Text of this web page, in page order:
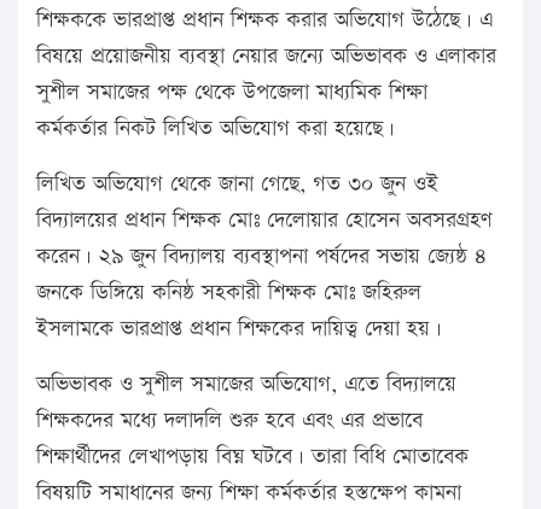
শিক্ষককে ভারপ্রাপ্ত প্রধান শিক্ষক করার অভিযোগ উঠেছে। এ
বিষয়ে প্রয়োজনীয় ব্যবস্থা নেয়ার জন্যে অভিভাবক ও এলাকার
সুশীল সমাজের পক্ষ থেকে উপজেলা মাধ্যমিক শিক্ষা
কর্মকর্তার নিকট লিখিত অভিযোগ করা হয়েছে।
লিখিত অভিযোগ থেকে জানা গেছে, গত ৩০ জুন ওই
বিদ্যালয়ের প্রধান শিক্ষক মোঃ দেলোয়ার হোসেন অবসরগ্রহণ
করেন। ২৯ জুন বিদ্যালয় ব্যবস্থাপনা পর্ষদের সভায় জ্যেষ্ঠ ৪
জনকে ডিঙ্গিয়ে কনিষ্ঠ সহকারী শিক্ষক মোঃ জহিরুল
ইসলামকে ভারপ্রাপ্ত প্রধান শিক্ষকের দায়িত্ব দেয়া হয়।
অভিভাবক ও সুশীল সমাজের অভিযোগ, এতে বিদ্যালয়ে
শিক্ষকদের মধ্যে দলাদলি শুরু হবে এবং এর প্রভাবে
শিক্ষার্থীদের লেখাপড়ায় বিঘ্ন ঘটবে। তারা বিধি মোতাবেক
বিষয়টি সমাধানের জন্য শিক্ষা কর্মকর্তার হস্তক্ষেপ কামনা